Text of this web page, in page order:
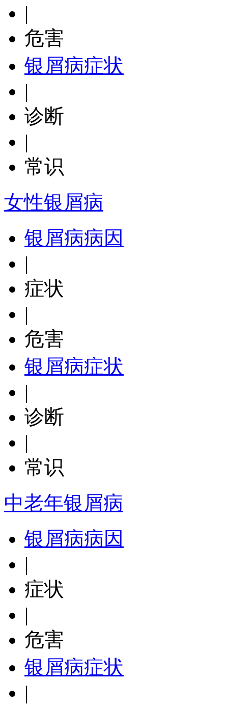
|
危害
银屑病症状
|
诊断
|
常识
女性银屑病
银屑病病因
|
症状
|
危害
银屑病症状
|
诊断
|
常识
中老年银屑病
银屑病病因
|
症状
|
危害
银屑病症状
|